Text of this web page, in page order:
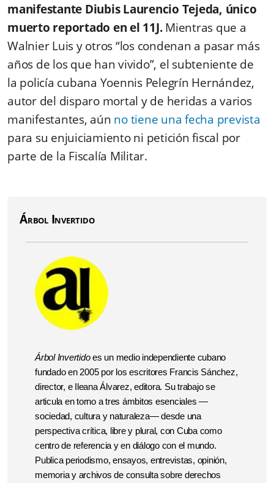
manifestante Diubis Laurencio Tejeda, único
muerto reportado en el 11J.Mientras que a
Walnier Luis y otros “los condenan a pasar más
años de los que han vivido”, el subteniente de
la policía cubana Yoennis Pelegrín Hernández,
autor del disparo mortal y de heridas a varios
manifestantes, aún no tiene una fecha prevista
para su enjuiciamiento ni petición fiscal por
parte de la Fiscalía Militar.
Árbol Invertido
Árbol Invertidoes un medio independiente cubano
fundado en 2005 por los escritores Francis Sánchez,
director, e Ileana Álvarez, editora. Su trabajo se
articula en torno a tres ámbitos esenciales —
sociedad, cultura y naturaleza— desde una
perspectiva crítica, libre y plural, con Cuba como
centro de referencia y en diálogo con el mundo.
Publica periodismo, ensayos, entrevistas, opinión,
memoria y archivos de consulta sobre derechos